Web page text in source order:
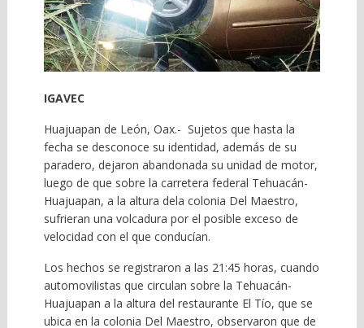
IGAVEC
Huajuapan de León, Oax.- Sujetos que hasta la
fecha se desconoce su identidad, además de su
paradero, dejaron abandonada su unidad de motor,
luego de que sobre la carretera federal Tehuacán-
Huajuapan, a la altura dela colonia Del Maestro,
sufrieran una volcadura por el posible exceso de
velocidad con el que conducían.
Los hechos se registraron a las 21:45 horas, cuando
automovilistas que circulan sobre la Tehuacán-
Huajuapan a la altura del restaurante El Tío, que se
ubica en la colonia Del Maestro, observaron que de